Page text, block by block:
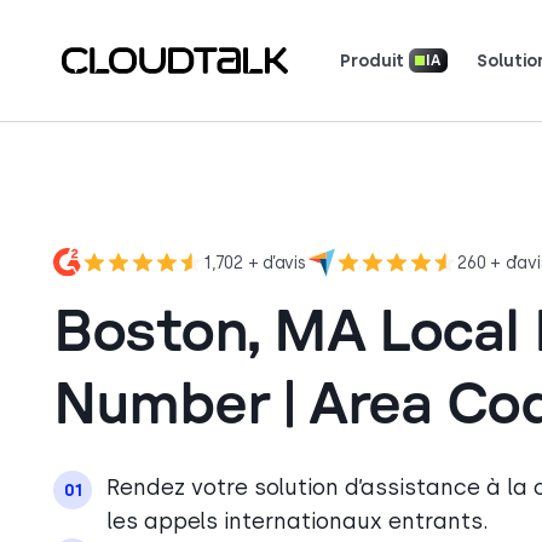
Produit IA
1,702 + d’avis 260 +
Boston, MA Local
Number | Area
01
Rendez votre solution d’assistance à
les appels internationaux entrants.